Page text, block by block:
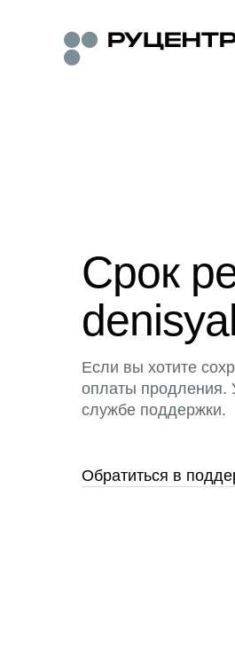
Срок
Если вы хотите
оплаты продления.
службе поддержки.
Обратиться в